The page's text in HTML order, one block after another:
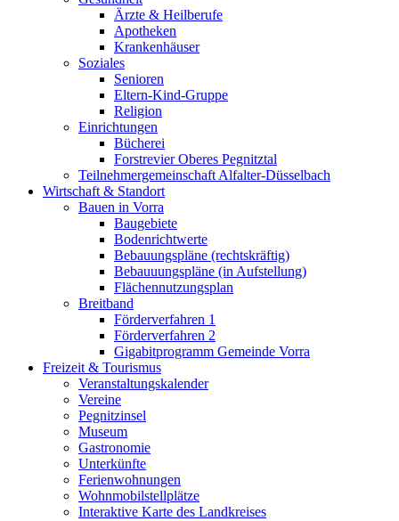
Ärzte & Heilberufe
Apotheken
Krankenhäuser
Soziales
Senioren
Eltern-Kind-Gruppe
Religion
Einrichtungen
Bücherei
Forstrevier Oberes Pegnitztal
Teilnehmergemeinschaft Alfalter-Düsselbach
Wirtschaft & Standort
Bauen in Vorra
Baugebiete
Bodenrichtwerte
Bebauungspläne (rechtskräftig)
Bebauuungspläne (in Aufstellung)
Flächennutzungsplan
Breitband
Förderverfahren 1
Förderverfahren 2
Gigabitprogramm Gemeinde Vorra
Freizeit & Tourismus
Veranstaltungskalender
Vereine
Pegnitzinsel
Museum
Gastronomie
Unterkünfte
Ferienwohnungen
Wohnmobilstellplätze
Interaktive Karte des Landkreises